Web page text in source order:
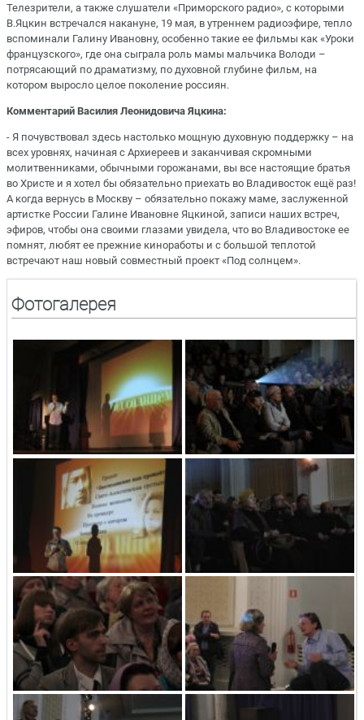
Телезрители, а также слушатели «Приморского радио», с которыми
В.Яцкин встречался накануне, 19 мая, в утреннем радиоэфире, тепло
вспоминали Галину Ивановну, особенно такие ее фильмы как «Уроки
французского», где она сыграла роль мамы мальчика Володи –
потрясающий по драматизму, по духовной глубине фильм, на
котором выросло целое поколение россиян.
Комментарий Василия Леонидовича Яцкина:
- Я почувствовал здесь настолько мощную духовную поддержку – на
всех уровнях, начиная с Архиереев и заканчивая скромными
молитвенниками, обычными горожанами, вы все настоящие братья
во Христе и я хотел бы обязательно приехать во Владивосток ещё раз!
А когда вернусь в Москву – обязательно покажу маме, заслуженной
артистке России Галине Ивановне Яцкиной, записи наших встреч,
эфиров, чтобы она своими глазами увидела, что во Владивостоке ее
помнят, любят ее прежние киноработы и с большой теплотой
встречают наш новый совместный проект «Под солнцем».
Фотогалерея